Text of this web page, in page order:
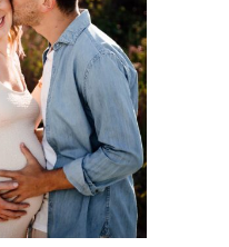
Hérault : comment se
se sent énorme